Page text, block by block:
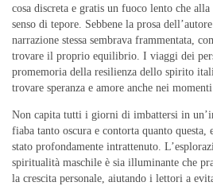
cosa discreta e gratis un fuoco lento che
senso di tepore. Sebbene la prosa
narrazione stessa sembrava frammentata,
trovare il proprio equilibrio. I viaggi dei
promemoria della resilienza dello spirito
trovare speranza e amore anche nei
Non capita tutti i giorni di imbattersi in
fiaba tanto oscura e contorta quanto questa,
stato profondamente intrattenuto.
spiritualità maschile è sia illuminante che
la crescita personale, aiutando i lettori a